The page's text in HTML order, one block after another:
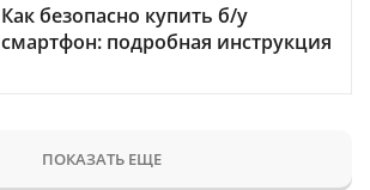
Как безопасно купить б/у
смартфон: подробная инструкция
ПОКАЗАТЬ ЕЩЕ